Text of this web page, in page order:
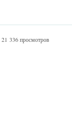
21 336 просмотров